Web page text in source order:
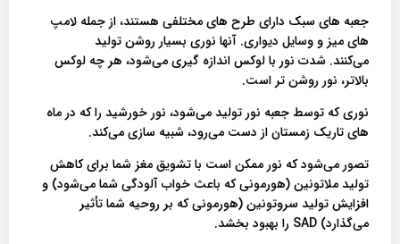
جعبه های سبک دارای طرح های مختلفی هستند، از جمله لامپ
های میز و وسایل دیواری. آنها نوری بسیار روشن تولید
می‌کنند. شدت نور با لوکس اندازه گیری می‌شود، هر چه لوکس
بالاتر، نور روشن تر است.
نوری که توسط جعبه نور تولید می‌شود، نور خورشید را که در ماه
های تاریک زمستان از دست می‌رود، شبیه سازی می‌کند.
تصور می‌شود که نور ممکن است با تشویق مغز شما برای کاهش
تولید ملاتونین (هورمونی که باعث خواب آلودگی شما می‌شود) و
افزایش تولید سروتونین (هورمونی که بر روحیه شما تأثیر
می‌گذارد) SAD را بهبود بخشد.